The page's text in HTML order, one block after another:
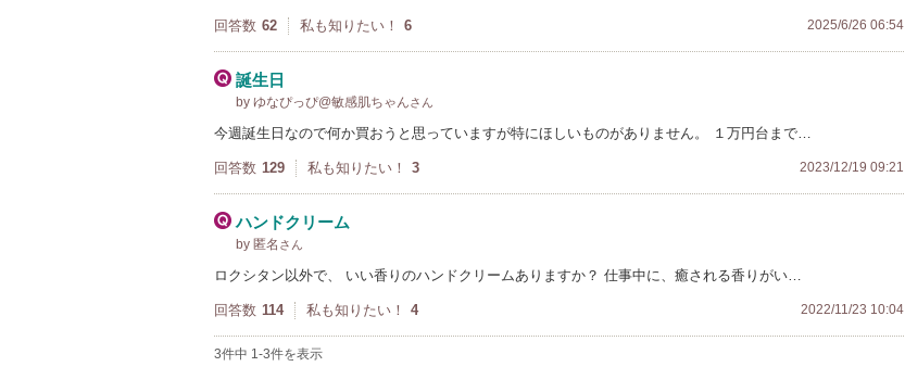
回答数 62 私も知りたい！ 6 2025/6/26 06:54
誕生日
by ゆなぴっぴ@敏感肌ちゃんさん
今週誕生日なので何か買おうと思っていますが特にほしいものがありません。 １万円台まで…
回答数 129 私も知りたい！ 3 2023/12/19 09:21
ハンドクリーム
by 匿名 さん
ロクシタン以外で、 いい香りのハンドクリームありますか？ 仕事中に、癒される香りがい…
回答数 114 私も知りたい！ 4 2022/11/23 10:04
3件中 1-3件を表示